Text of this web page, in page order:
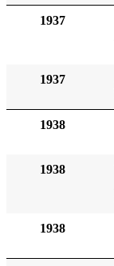
1937
1937
1938
1938
1938